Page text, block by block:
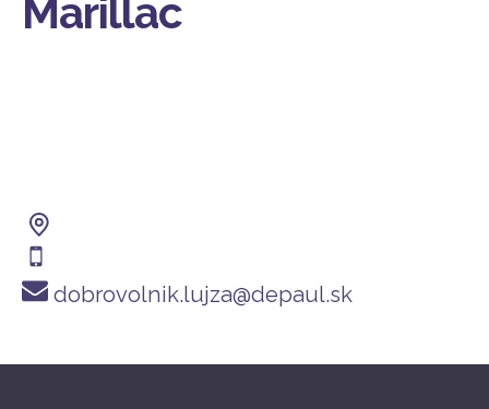
Marillac
dobrovolnik.lujza@depaul.sk